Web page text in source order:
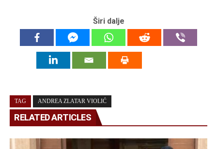
Širi dalje
TAG ANDREA ZLATAR VIOLIĆ
RELATED ARTICLES